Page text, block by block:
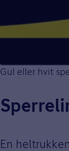
Gul eller hvit
En